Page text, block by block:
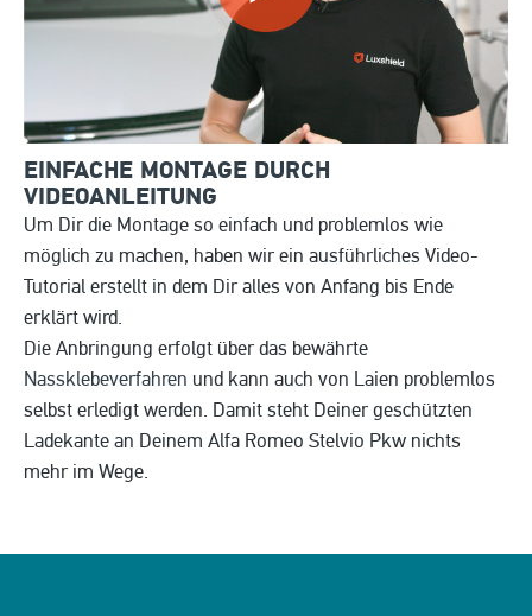
EINFACHE MONTAGE DURCH
VIDEOANLEITUNG
Um Dir die Montage so einfach und problemlos wie
möglich zu machen, haben wir ein ausführliches Video-
Tutorial erstellt in dem Dir alles von Anfang bis Ende
erklärt wird.
Die Anbringung erfolgt über das bewährte
Nassklebeverfahren und kann auch von Laien problemlos
selbst erledigt werden. Damit steht Deiner geschützten
Ladekante an Deinem Alfa Romeo Stelvio Pkw nichts
mehr im Wege.